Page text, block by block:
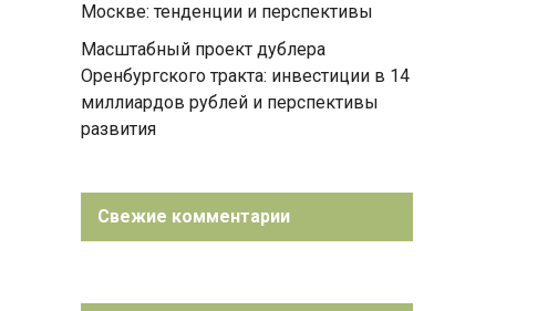
Москве: тенденции и перспективы
Масштабный проект дублера
Оренбургского тракта: инвестиции в 14
миллиардов рублей и перспективы
развития
Свежие комментарии